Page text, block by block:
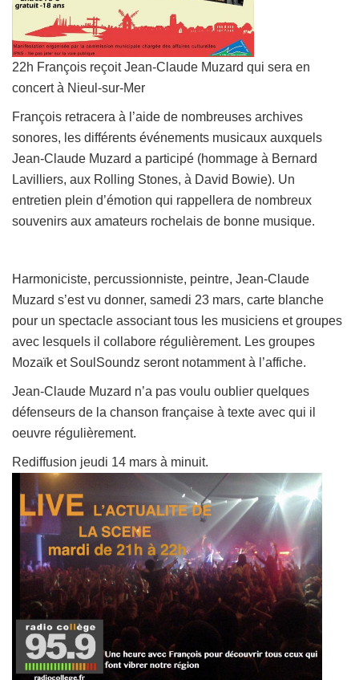
22h François reçoit Jean-Claude Muzard qui sera en
concert à Nieul-sur-Mer
François retracera à l’aide de nombreuses archives
sonores, les différents événements musicaux auxquels
Jean-Claude Muzard a participé (hommage à Bernard
Lavilliers, aux Rolling Stones, à David Bowie). Un
entretien plein d’émotion qui rappellera de nombreux
souvenirs aux amateurs rochelais de bonne musique.
Harmoniciste, percussionniste, peintre, Jean-Claude
Muzard s’est vu donner, samedi 23 mars, carte blanche
pour un spectacle associant tous les musiciens et groupes
avec lesquels il collabore régulièrement. Les groupes
Mozaïk et SoulSoundz seront notamment à l’affiche.
Jean-Claude Muzard n’a pas voulu oublier quelques
défenseurs de la chanson française à texte avec qui il
oeuvre régulièrement.
Rediffusion jeudi 14 mars à minuit.